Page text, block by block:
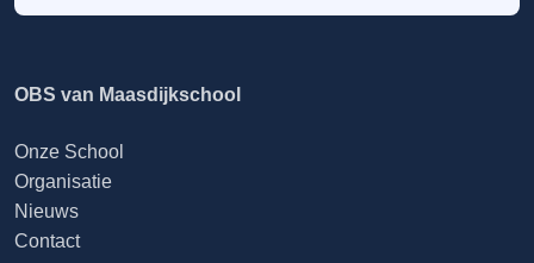
OBS van Maasdijkschool
Onze School
Organisatie
Nieuws
Contact